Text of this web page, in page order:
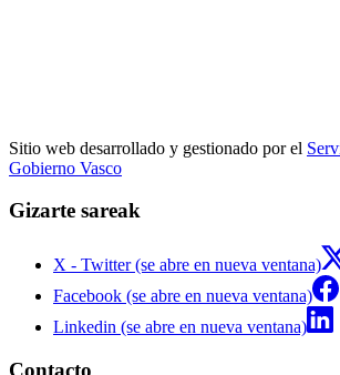
Sitio web desarrollado y gestionado por el
Gobierno Vasco
Gizarte sareak
X - Twitter (se abre en nueva ventana)
Facebook (se abre en nueva ventana)
Linkedin (se abre en nueva ventana)
Contacto